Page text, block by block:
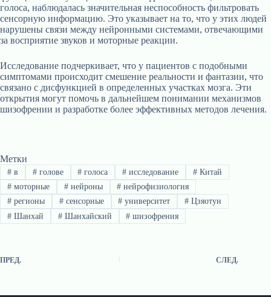
голоса, наблюдалась значительная неспособность фильтровать
сенсорную информацию. Это указывает на то, что у этих людей
нарушены связи между нейронными системами, отвечающими
за восприятие звуков и моторные реакции.
Исследование подчеркивает, что у пациентов с подобными
симптомами происходит смешение реальности и фантазии, что
связано с дисфункцией в определенных участках мозга. Эти
открытия могут помочь в дальнейшем понимании механизмов
шизофрении и разработке более эффективных методов лечения.
Метки
#в #голове # голоса # исследование # Китай
#моторные #нейроны # нейрофизиология
#регионы #сенсорные # университет # Цзяотун
#Шанхай #Шанхайский # шизофрения
ПРЕД. СЛЕД.